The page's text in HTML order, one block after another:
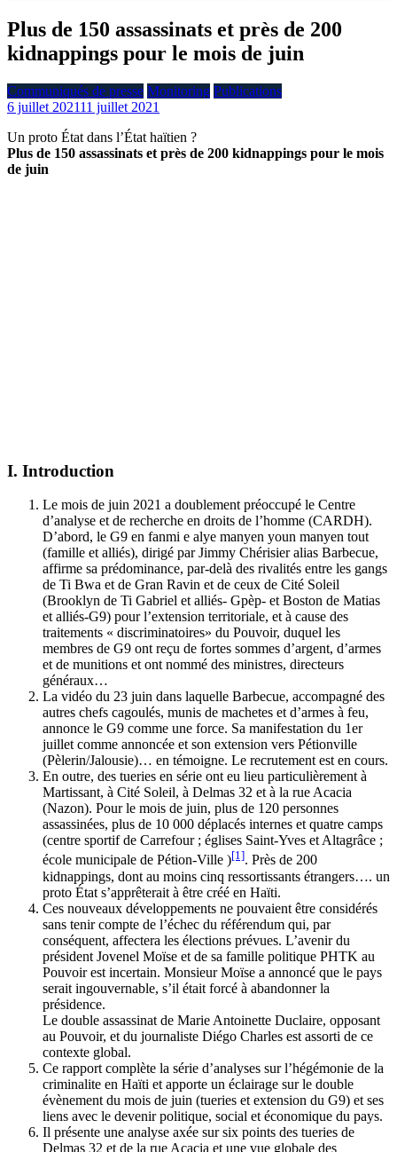
Plus de 150 assassinats et près de 200
kidnappings pour le mois de juin
Communiqués de presse Monitoring Publications
6 juillet 202111 juillet 2021
Un proto État dans l’État haïtien ?
Plus de 150 assassinats et près de 200 kidnappings pour le mois
de juin
I. Introduction
Le mois de juin 2021 a doublement préoccupé le Centre
d’analyse et de recherche en droits de l’homme (CARDH).
D’abord, le G9 en fanmi e alye manyen youn manyen tout
(famille et alliés), dirigé par Jimmy Chérisier alias Barbecue,
affirme sa prédominance, par-delà des rivalités entre les gangs
de Ti Bwa et de Gran Ravin et de ceux de Cité Soleil
(Brooklyn de Ti Gabriel et alliés- Gpèp- et Boston de Matias
et alliés-G9) pour l’extension territoriale, et à cause des
traitements « discriminatoires» du Pouvoir, duquel les
membres de G9 ont reçu de fortes sommes d’argent, d’armes
et de munitions et ont nommé des ministres, directeurs
généraux…
La vidéo du 23 juin dans laquelle Barbecue, accompagné des
autres chefs cagoulés, munis de machetes et d’armes à feu,
annonce le G9 comme une force. Sa manifestation du 1er
juillet comme annoncée et son extension vers Pétionville
(Pèlerin/Jalousie)… en témoigne. Le recrutement est en cours.
En outre, des tueries en série ont eu lieu particulièrement à
Martissant, à Cité Soleil, à Delmas 32 et à la rue Acacia
(Nazon). Pour le mois de juin, plus de 120 personnes
assassinées, plus de 10 000 déplacés internes et quatre camps
(centre sportif de Carrefour ; églises Saint-Yves et Altagrâce ;
école municipale de Pétion-Ville )[1]. Près de 200
kidnappings, dont au moins cinq ressortissants étrangers…. un
proto État s’apprêterait à être créé en Haïti.
Ces nouveaux développements ne pouvaient être considérés
sans tenir compte de l’échec du référendum qui, par
conséquent, affectera les élections prévues. L’avenir du
président Jovenel Moïse et de sa famille politique PHTK au
Pouvoir est incertain. Monsieur Moïse a annoncé que le pays
serait ingouvernable, s’il était forcé à abandonner la
présidence.
Le double assassinat de Marie Antoinette Duclaire, opposant
au Pouvoir, et du journaliste Diégo Charles est assorti de ce
contexte global.
Ce rapport complète la série d’analyses sur l’hégémonie de la
criminalite en Haïti et apporte un éclairage sur le double
évènement du mois de juin (tueries et extension du G9) et ses
liens avec le devenir politique, social et économique du pays.
Il présente une analyse axée sur six points des tueries de
Delmas 32 et de la rue Acacia et une vue globale des